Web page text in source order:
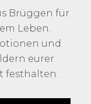
Brüggen für
Leben.
und
eurer
festhalten.